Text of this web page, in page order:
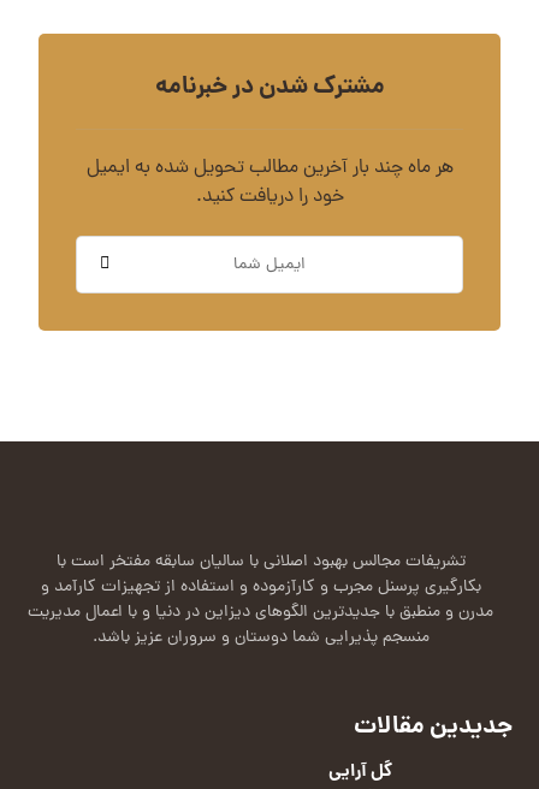
مشترک شدن در خبرنامه
هر ماه چند بار آخرین مطالب تحویل شده به ایمیل
خود را دریافت کنید.
تشریفات مجالس بهبود اصلانی با سالیان سابقه مفتخر است با
بکارگیری پرسنل مجرب و کارآزموده و استفاده از تجهیزات کارآمد و
مدرن و منطبق با جدیدترین الگوهای دیزاین در دنیا و با اعمال مدیریت
منسجم پذیرایی شما دوستان و سروران عزیز باشد.
جدیدین مقالات
گل‌ آرایی